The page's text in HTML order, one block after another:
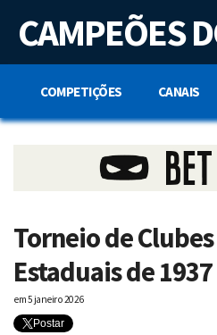
t
n
CAMPEÕES
COMPETIÇÕES CANAIS
Torneio de
Estaduais de 1937
em5 janeiro 2026
Postar